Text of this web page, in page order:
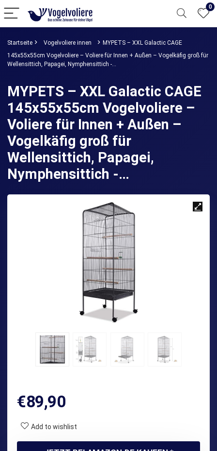
0
Startseite Vogelvoliere innen
MYPETS – XXL Galactic CAGE
145x55x55cm Vogelvoliere – Voliere für Innen + Außen – Vogelkäfig groß für
Wellensittich, Papagei, Nymphensittich -…
MYPETS – XXL Galactic CAGE
145x55x55cm Vogelvoliere –
Voliere für Innen + Außen –
Vogelkäfig groß für
Wellensittich, Papagei,
Nymphensittich -…
€89,90
Add to wishlist